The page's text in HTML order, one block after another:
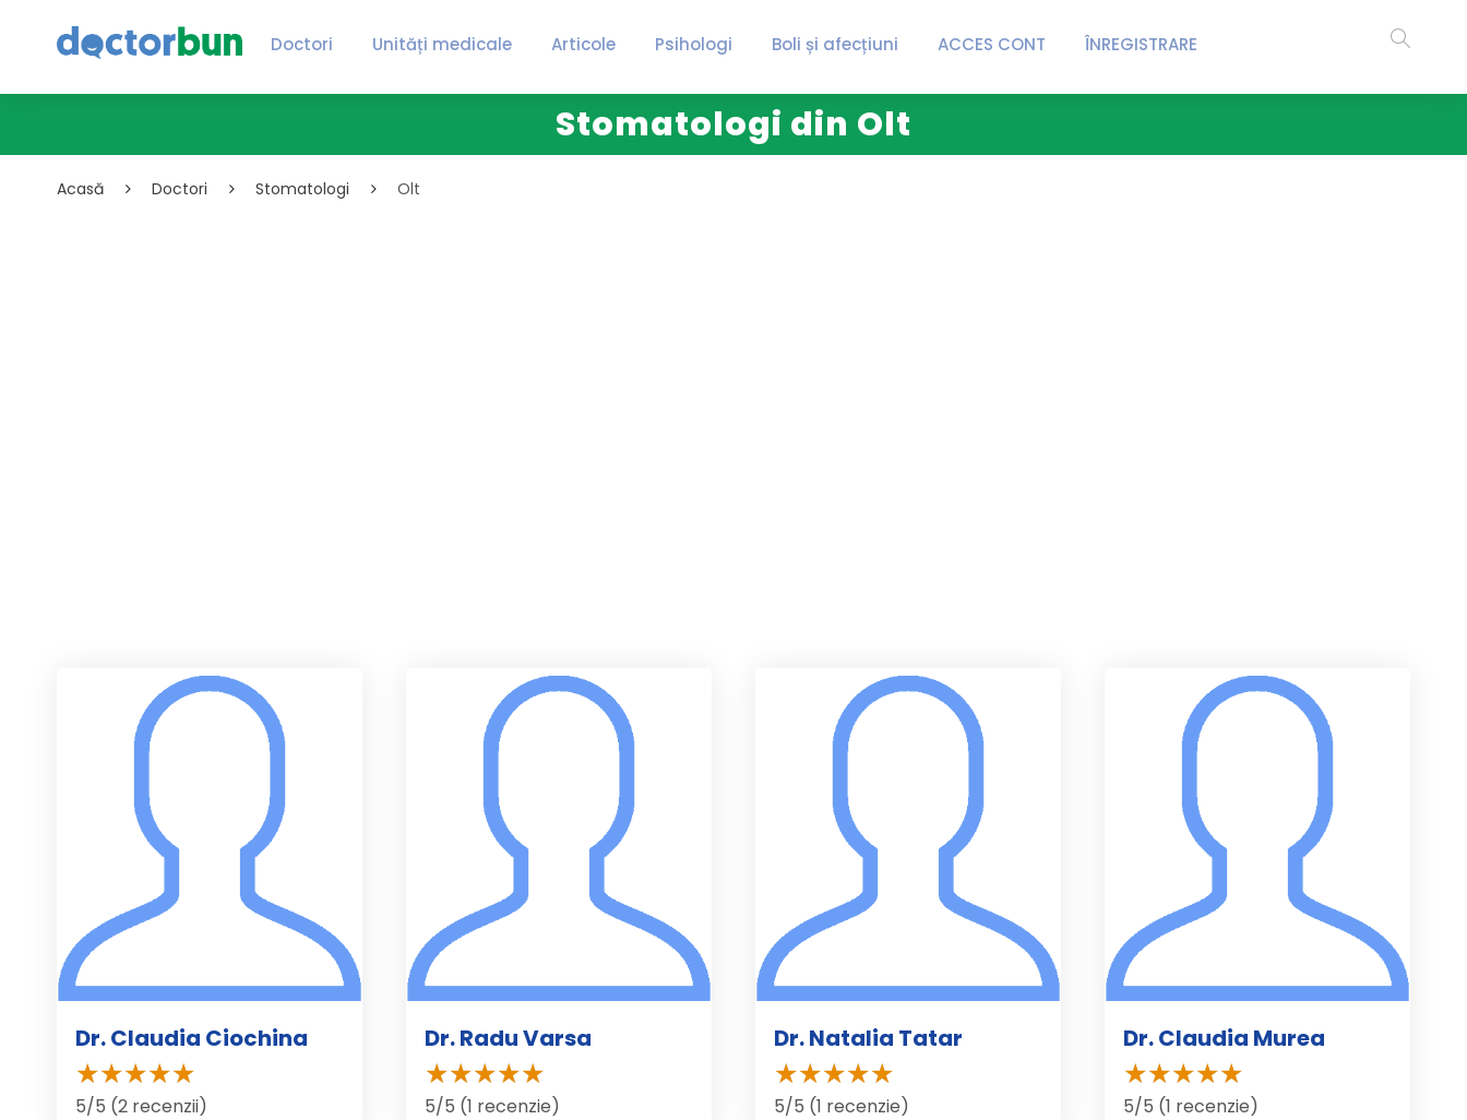
Doctori Unități medicale Articole Psihologi Boli și afecțiuni ACCES CONT ÎNREGISTRARE
Stomatologi din Olt
Acasă Doctori Stomatologi Olt
Dr. Claudia Ciochina
5/5 (2 recenzii)
Dr. Radu Varsa
5/5 (1 recenzie)
Dr. Natalia Tatar
5/5 (1 recenzie)
Dr. Claudia Murea
5/5 (1 recenzie)